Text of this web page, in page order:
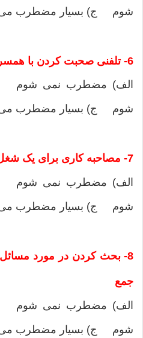
شوم ج) بسیار مضطرب
6- تلفنی صحبت کردن با همسر در حضور غریبه ها
الف) مضطرب نمی
شوم ج) بسیار مضطرب
7- مصاحبه کاری برای یک شغل عالی
الف) مضطرب نمی
شوم ج) بسیار مضطرب
8- بحث کردن در مورد
جمع
الف) مضطرب نمی
شوم ج) بسیار مضطرب